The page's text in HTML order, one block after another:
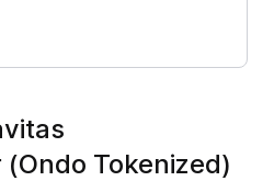
Tokenized)